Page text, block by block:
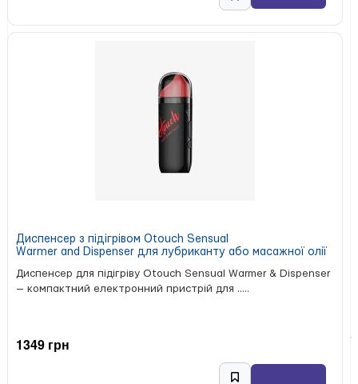
Диспенсер з підігрівом Otouch Sensual
Warmer and Dispenser для лубриканту або масажної олії
Диспенсер для підігріву Otouch Sensual Warmer & Dispenser
— компактний електронний пристрій для .....
1349 грн